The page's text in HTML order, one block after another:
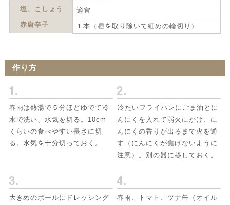
塩、こしょう
適宜
赤唐辛子
１本（種を取り除いて細めの輪切り）
作り方
春雨は熱湯で５分ほどゆでて冷
水で洗い、水気を切る。10cm
くらいの食べやすい長さに切
る。水気を十分切っておく。
冷たいフライパンにごま油とに
んにくを入れて弱火にかけ、に
んにくの香りが出るまで火を通
す（にんにくが焦げないように
注意）。別の器に移しておく。
大きめのボールにドレッシング
春雨、トマト、ツナ缶（オイル